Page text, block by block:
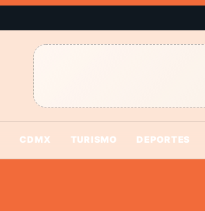
CDMX TURISMO DEPORTES